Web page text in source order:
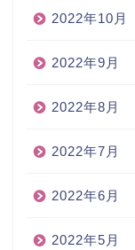
2022年10月
2022年9月
2022年8月
2022年7月
2022年6月
2022年5月